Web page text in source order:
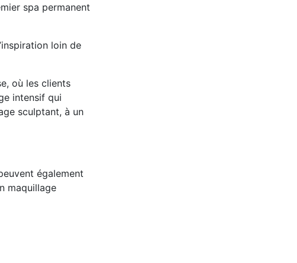
spa permanent
loin de
où les clients
intensif qui
sculptant, à un
également
maquillage